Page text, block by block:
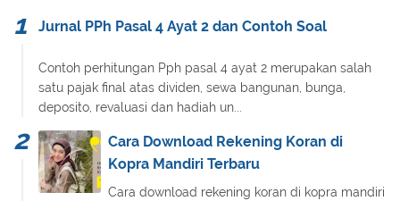
Jurnal PPh Pasal 4 Ayat 2 dan Contoh Soal
Contoh perhitungan Pph pasal 4 ayat 2 merupakan salah
satu pajak final atas dividen, sewa bangunan, bunga,
deposito, revaluasi dan hadiah un...
Cara Download Rekening Koran di
Kopra Mandiri Terbaru
Cara download rekening koran di kopra mandiri